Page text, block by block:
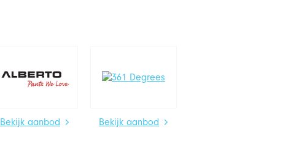
Bekijk aanbod Bekijk aanbod